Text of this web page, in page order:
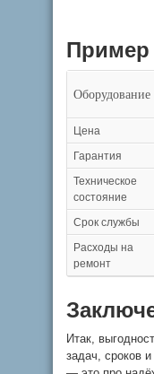
Пример
Оборудование
Цена
Гарантия
Техническое
состояние
Срок службы
Расходы на
ремонт
Итак,
задач, сроков